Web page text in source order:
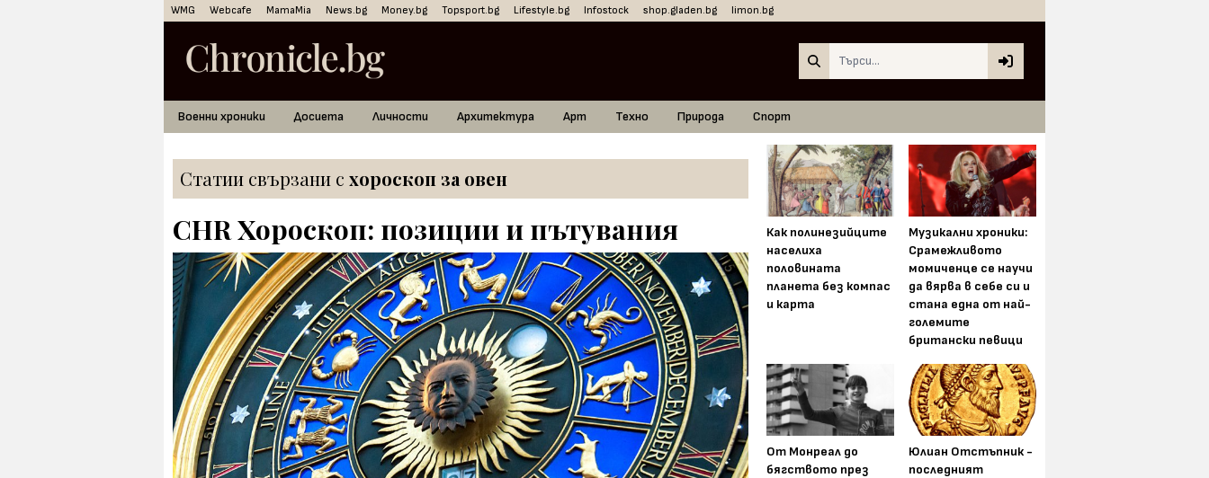
WMG Webcafe MamaMia News.bg Money.bg Topsport.bg Lifestyle.bg Infostock shop.gladen.bg limon.bg
Военни хроники Досиета Личности Архитектура Арт Техно Природа Спорт
Статии свързани с хороскоп за овен
CHR Хороскоп: позиции и пътувания
Как полинезийците
населиха
половината
планета без компас
и карта
Музикални хроники:
Срамежливото
момиченце се научи
да вярва в себе си и
стана една от най-
големите
британски певици
От Монреал до
бягството през
Юлиан Отстъпник -
последният